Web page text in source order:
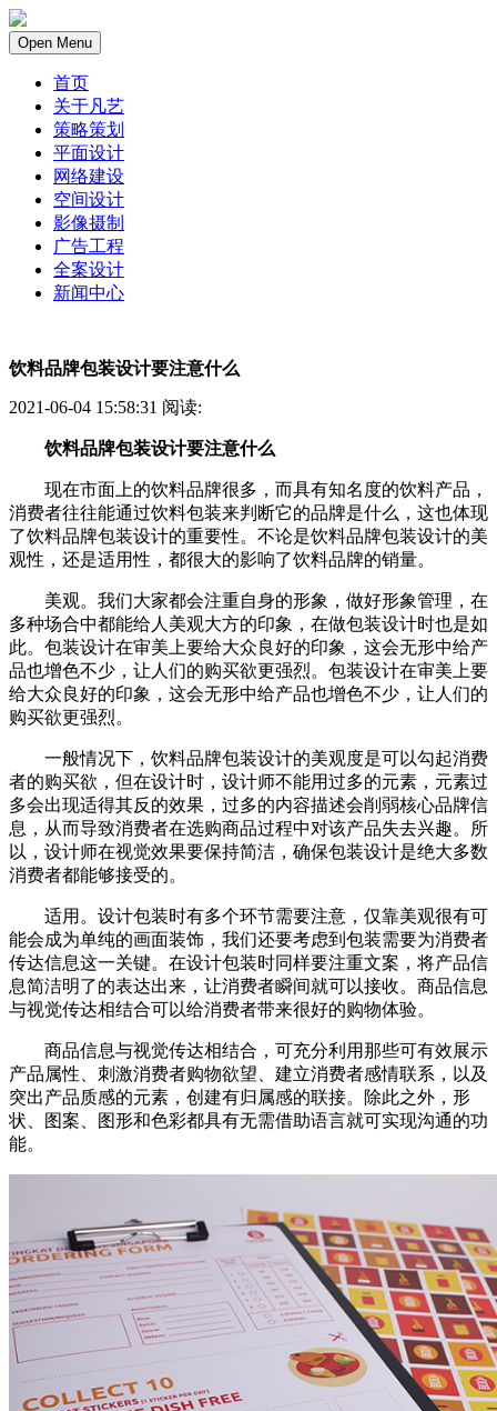
Open Menu
首页
关于凡艺
策略策划
平面设计
网络建设
空间设计
影像摄制
广告工程
全案设计
新闻中心
饮料品牌包装设计要注意什么
2021-06-04 15:58:31 阅读:
饮料品牌包装设计要注意什么
现在市面上的饮料品牌很多，而具有知名度的饮料产品，
消费者往往能通过饮料包装来判断它的品牌是什么，这也体现
了饮料品牌包装设计的重要性。不论是饮料品牌包装设计的美
观性，还是适用性，都很大的影响了饮料品牌的销量。
美观。我们大家都会注重自身的形象，做好形象管理，在
多种场合中都能给人美观大方的印象，在做包装设计时也是如
此。包装设计在审美上要给大众良好的印象，这会无形中给产
品也增色不少，让人们的购买欲更强烈。包装设计在审美上要
给大众良好的印象，这会无形中给产品也增色不少，让人们的
购买欲更强烈。
一般情况下，饮料品牌包装设计的美观度是可以勾起消费
者的购买欲，但在设计时，设计师不能用过多的元素，元素过
多会出现适得其反的效果，过多的内容描述会削弱核心品牌信
息，从而导致消费者在选购商品过程中对该产品失去兴趣。所
以，设计师在视觉效果要保持简洁，确保包装设计是绝大多数
消费者都能够接受的。
适用。设计包装时有多个环节需要注意，仅靠美观很有可
能会成为单纯的画面装饰，我们还要考虑到包装需要为消费者
传达信息这一关键。在设计包装时同样要注重文案，将产品信
息简洁明了的表达出来，让消费者瞬间就可以接收。商品信息
与视觉传达相结合可以给消费者带来很好的购物体验。
商品信息与视觉传达相结合，可充分利用那些可有效展示
产品属性、刺激消费者购物欲望、建立消费者感情联系，以及
突出产品质感的元素，创建有归属感的联接。除此之外，形
状、图案、图形和色彩都具有无需借助语言就可实现沟通的功
能。